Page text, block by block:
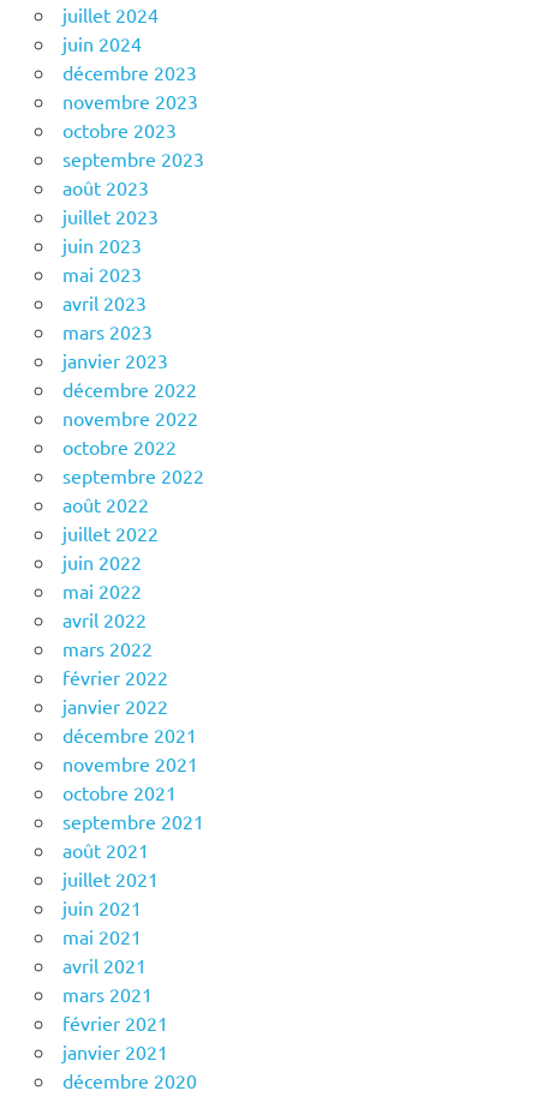
juillet 2024
juin 2024
décembre 2023
novembre 2023
octobre 2023
septembre 2023
août 2023
juillet 2023
juin 2023
mai 2023
avril 2023
mars 2023
janvier 2023
décembre 2022
novembre 2022
octobre 2022
septembre 2022
août 2022
juillet 2022
juin 2022
mai 2022
avril 2022
mars 2022
février 2022
janvier 2022
décembre 2021
novembre 2021
octobre 2021
septembre 2021
août 2021
juillet 2021
juin 2021
mai 2021
avril 2021
mars 2021
février 2021
janvier 2021
décembre 2020